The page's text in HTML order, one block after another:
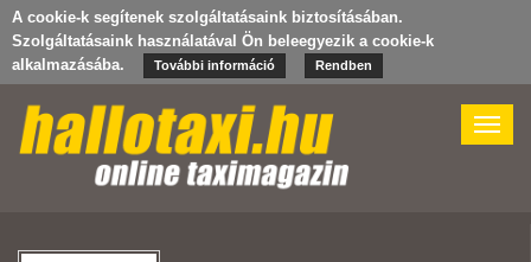
A cookie-k segítenek szolgáltatásaink biztosításában.
Szolgáltatásaink használatával Ön beleegyezik a cookie-k
alkalmazásába.
További információ Rendben
Toggle